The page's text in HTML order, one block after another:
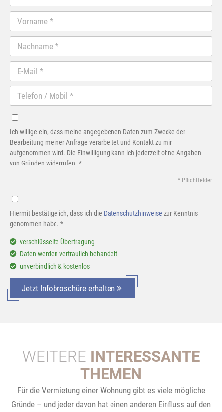
Ich willige ein, dass meine angegebenen Daten zum Zwecke der
Bearbeitung meiner Anfrage verarbeitet und Kontakt zu mir
aufgenommen wird. Die Einwilligung kann ich jederzeit ohne Angaben
von Gründen widerrufen. *
* Pflichtfelder
Hiermit bestätige ich, dass ich die Datenschutzhinweise zur Kenntnis
genommen habe. *
verschlüsselte Übertragung
Daten werden vertraulich behandelt
unverbindlich & kostenlos
Jetzt Infobroschüre erhalten
WEITERE INTERESSANTE
THEMEN
Für die Vermietung einer Wohnung gibt es viele mögliche
Gründe – und jeder davon hat einen anderen Einfluss auf den